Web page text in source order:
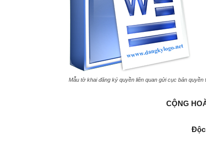
Mẫu tờ khai đăng ký quyền liên quan gửi cục bản quyền
CỘNG
Độc